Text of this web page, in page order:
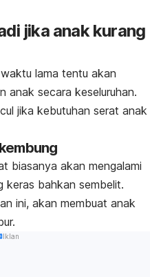
jika anak kurang
lama tentu akan
anak secara keseluruhan.
jika kebutuhan serat anak
biasanya akan mengalami
keras bahkan sembelit.
ini, akan membuat anak
Iklan